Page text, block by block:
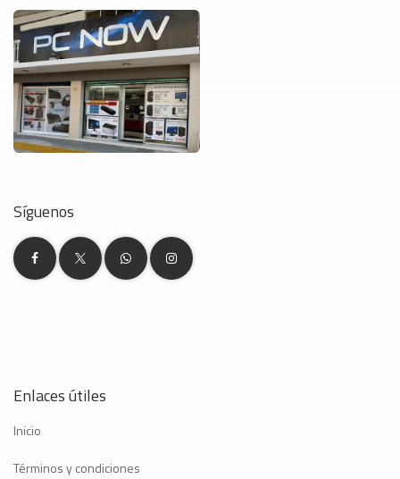
Síguenos
Enlaces útiles
Inicio
Términos y condiciones